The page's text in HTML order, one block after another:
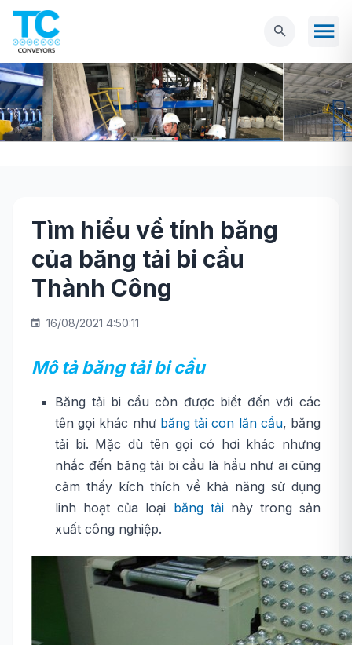
Trang chủ Tin tức
Tìm hiểu về tính băng
của băng tải bi cầu Thành Công
Tìm hiểu về tính băng
của băng tải bi cầu
Thành Công
16/08/2021 4:50:11
Mô tả băng tải bi cầu
Băng tải bi cầu còn được biết đến với các
tên gọi khác như băng tải con lăn cầu, băng
tải bi. Mặc dù tên gọi có hơi khác nhưng
nhắc đến băng tải bi cầu là hầu như ai cũng
cảm thấy kích thích về khả năng sử dụng
linh hoạt của loại băng tảinày trong sản
xuất công nghiệp.